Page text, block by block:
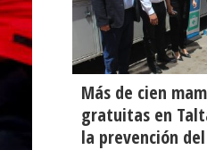
Más de cien
gratuitas en
la prevención